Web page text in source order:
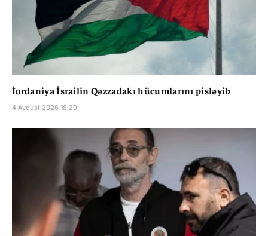
İordaniya İsrailin Qəzzadakı hücumlarını pisləyib
4 Avqust 2026 18:29